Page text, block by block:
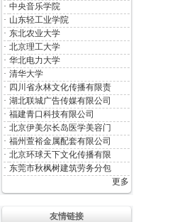
· 中央音乐学院
· 山东轻工业学院
· 东北农业大学
· 北京理工大学
· 华北电力大学
· 清华大学
· 四川省永林文化传播有限责
· 湖北联城广告传媒有限公司
· 福建青口科技有限公司
· 北京伊美尔长岛医学美容门
· 福州萱裕金属配套有限公司
· 北京环球天下文化传播有限
· 东莞市秋枫树建筑劳务分包
更多
友情链接